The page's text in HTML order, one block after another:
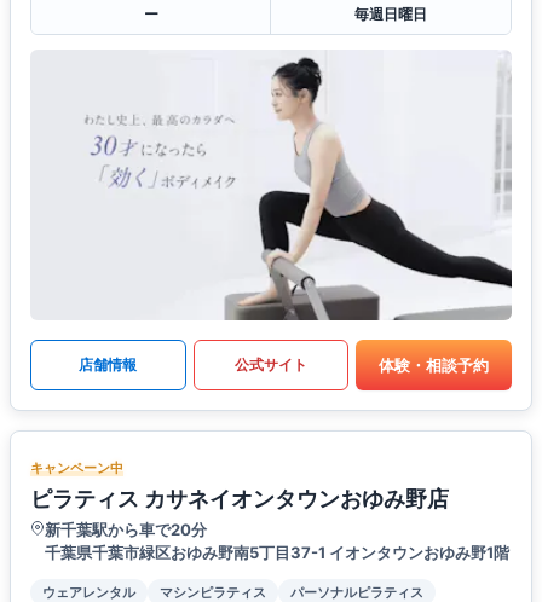
ー
毎週日曜日
店舗情報 公式サイト 体験・相談予約
キャンペーン中
ピラティス カサネイオンタウンおゆみ野店
新千葉駅から車で20分
千葉県千葉市緑区おゆみ野南5丁目37-1 イオンタウンおゆみ野1階
ウェアレンタル マシンピラティス パーソナルピラティス